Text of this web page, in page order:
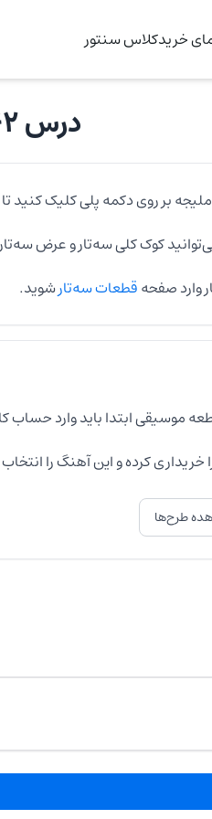
خریدکلاس سنتور
درس ۶۲ زردملیجه
بر روی دکمه پلی کلیک کنید
کوک کلیسه‌تارو عرض
وارد صفحهقطعاتسه‌تارشوید.
موسیقی ابتدا باید وارد حساب
کرده و این آهنگ را
طرح‌ها